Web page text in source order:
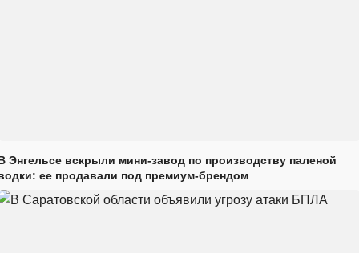
Энгельсе вскрыли мини-завод по производству паленой
ее продавали под премиум-брендом